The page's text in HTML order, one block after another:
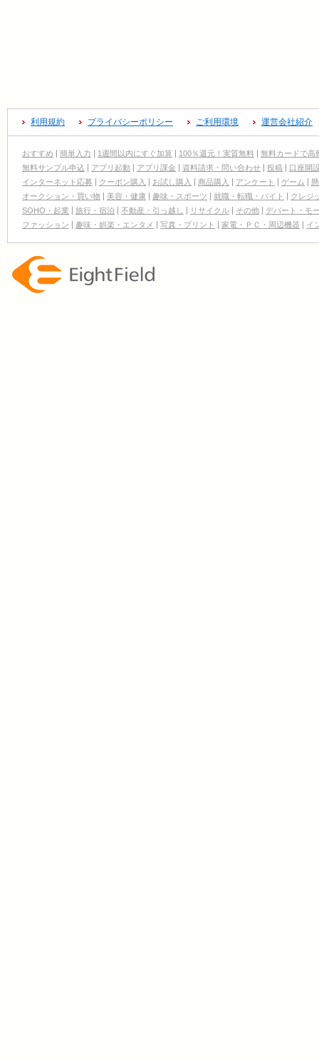
利用規約 プライバシーポリシー ご利用環境 運営会社紹介
おすすめ 簡単入力 1週間以内にすぐ加算 100％還元！実質無料
無料カードで高
無料サンプル申込
アプリ起動 アプリ課金 資料請求・問い合わせ 投稿
口座開
インターネット応募
クーポン購入 お試し購入 商品購入 アンケート ゲーム
オークション・買い物
美容・健康 趣味・スポーツ 就職・転職・バイト
クレジ
SOHO・起業
旅行・宿泊 不動産・引っ越し リサイクル その他
デパート・モ
ファッション
趣味・娯楽・エンタメ 写真・プリント 家電・ＰＣ・周辺機器 イ